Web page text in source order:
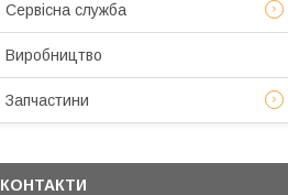
Сервісна служба
Виробництво
Запчастини
КОНТАКТИ